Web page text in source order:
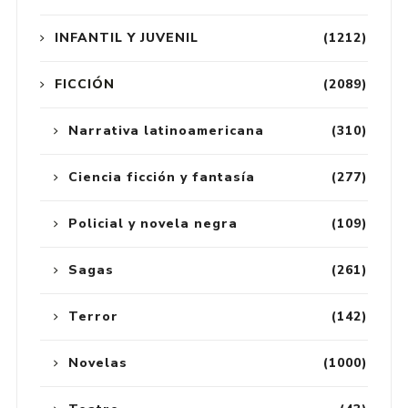
(1212)
INFANTIL Y JUVENIL
(2089)
FICCIÓN
(310)
Narrativa latinoamericana
(277)
Ciencia ficción y fantasía
(109)
Policial y novela negra
(261)
Sagas
(142)
Terror
(1000)
Novelas